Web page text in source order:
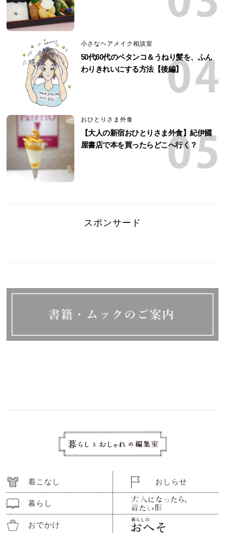
小さなヘアメイク相談室
50代60代のペタンコ＆うねり髪を、ふん
わりきれいにする方法【後編】
おひとりさま外食
【大人の新宿おひとりさま外食】紀伊國
屋書店で本を買ったらどこへ行く？
スポンサード
着こなし
暮らし
おでかけ
おしらせ